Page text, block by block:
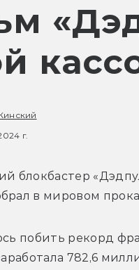
г.
блокбастер
в мировом
побить рекорд
782,6